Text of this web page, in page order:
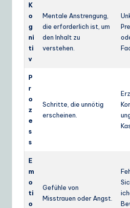
K
o
g
ni
ti
v
Mentale Anstrengung,
die erforderlich ist, um
den Inhalt zu
verstehen.
P
r
o
z
e
s
s
Schritte, die unnötig
erscheinen.
E
m
o
ti
o
Gefühle von
Misstrauen oder Angst.